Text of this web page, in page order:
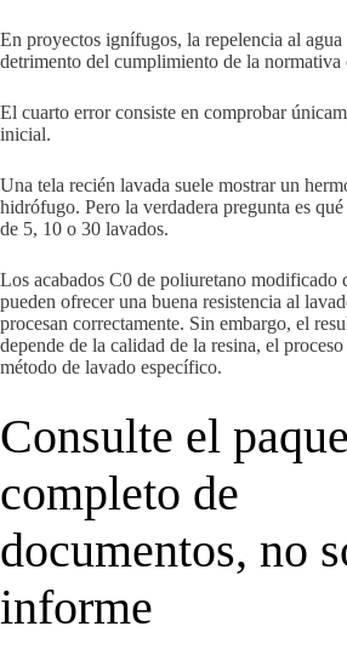
En proyectos ignífugos, la repelencia al agua
detrimento del cumplimiento de la normativa
El cuarto error consiste en comprobar
inicial.
Una tela recién lavada suele mostrar un
hidrófugo. Pero la verdadera pregunta es qué
de 5, 10 o 30 lavados.
Los acabados C0 de poliuretano modificado
pueden ofrecer una buena resistencia al
procesan correctamente. Sin embargo, el
depende de la calidad de la resina, el
método de lavado específico.
Consulte el
completo de
documentos, no
informe